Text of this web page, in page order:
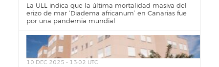
La ULL indica que la última mortalidad masiva del
erizo de mar ‘Diadema africanum’ en Canarias fue
por una pandemia mundial
10 DEC 2025 - 13:02 UTC